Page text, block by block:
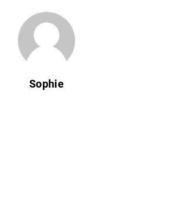
Sophie